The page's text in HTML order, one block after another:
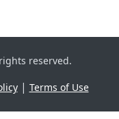
reserved.
| Terms of Use